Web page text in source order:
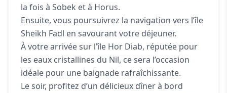
la fois à Sobek et à Horus.
Ensuite, vous poursuivrez la navigation vers l’île
Sheikh Fadl en savourant votre déjeuner.
À votre arrivée sur l’île Hor Diab, réputée pour
les eaux cristallines du Nil, ce sera l’occasion
idéale pour une baignade rafraîchissante.
Le soir, profitez d’un délicieux dîner à bord